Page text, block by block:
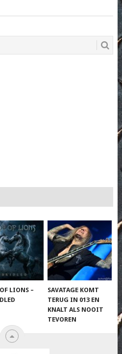
LIONS –
SAVATAGE KOMT
TERUG IN 013 EN
KNALT ALS NOOIT
TEVOREN